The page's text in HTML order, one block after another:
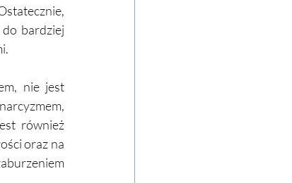
bardziej
nie jest
również
oraz na